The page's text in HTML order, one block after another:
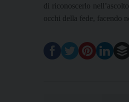
di riconoscerlo
occhi della fede, facendo